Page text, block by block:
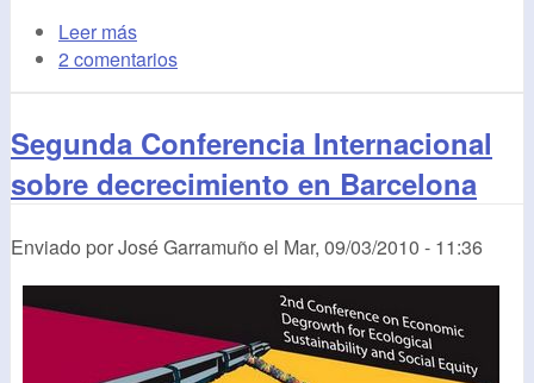
Leer más
2 comentarios
Segunda Conferencia Internacional
sobre decrecimiento en Barcelona
Enviado porJosé Garramuño el Mar, 09/03/2010 - 11:36